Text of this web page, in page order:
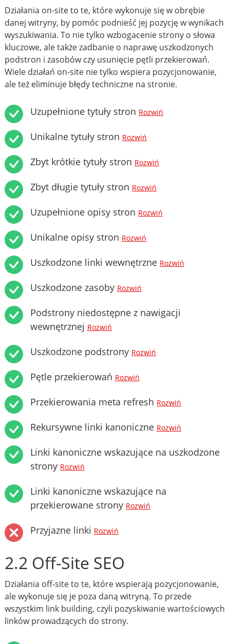
Działania on-site to te, które wykonuje się w obrębie
danej witryny, by pomóc podnieść jej pozycję w wynikach
wyszukiwania. To nie tylko wzbogacenie strony o słowa
kluczowe, ale także zadbanie o naprawę uszkodzonych
podstron i zasobów czy usunięcie pętli przekierowań.
Wiele działań on-site nie tylko wspiera pozycjonowanie,
ale też eliminuje błędy techniczne na stronie.
Uzupełnione tytuły stron Rozwiń
Unikalne tytuły stron Rozwiń
Zbyt krótkie tytuły stron Rozwiń
Zbyt długie tytuły stron Rozwiń
Uzupełnione opisy stron Rozwiń
Unikalne opisy stron Rozwiń
Uszkodzone linki wewnętrzne Rozwiń
Uszkodzone zasoby Rozwiń
Podstrony niedostępne z nawigacji
wewnętrznej Rozwiń
Uszkodzone podstrony Rozwiń
Pętle przekierowań Rozwiń
Przekierowania meta refresh Rozwiń
Rekursywne linki kanoniczne Rozwiń
Linki kanoniczne wskazujące na uszkodzone
strony Rozwiń
Linki kanoniczne wskazujące na
przekierowane strony Rozwiń
Przyjazne linki Rozwiń
2.2 Off-Site SEO
Działania off-site to te, które wspierają pozycjonowanie,
ale wykonuje się je poza daną witryną. To przede
wszystkim link building, czyli pozyskiwanie wartościowych
linków prowadzących do strony.